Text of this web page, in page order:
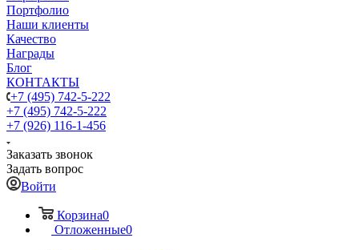
Портфолио
Наши клиенты
Качество
Награды
Блог
КОНТАКТЫ
+7 (495) 742-5-222
+7 (495) 742-5-222
+7 (926) 116-1-456
Заказать звонок
Задать вопрос
Войти
Корзина0
Отложенные0